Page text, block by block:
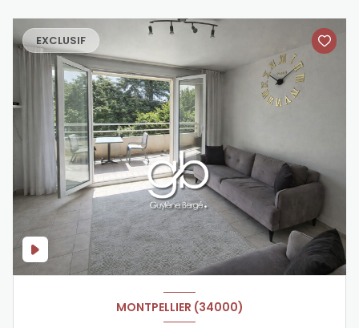
EXCLUSIF
MONTPELLIER (34000)